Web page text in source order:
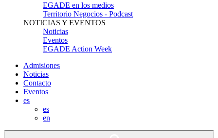
EGADE en los medios
Territorio Negocios - Podcast
NOTICIAS Y EVENTOS
Noticias
Eventos
EGADE Action Week
Admisiones
Noticias
Contacto
Eventos
es
es
en